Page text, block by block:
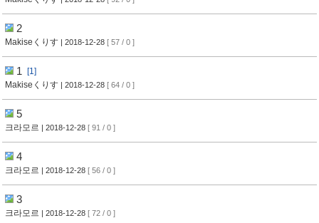
2
Makiseくりす | 2018-12-28 [ 57 / 0 ]
1
[1]
Makiseくりす | 2018-12-28 [ 64 / 0 ]
5
크라모르 | 2018-12-28 [ 91 / 0 ]
4
크라모르 | 2018-12-28 [ 56 / 0 ]
3
크라모르 | 2018-12-28 [ 72 / 0 ]